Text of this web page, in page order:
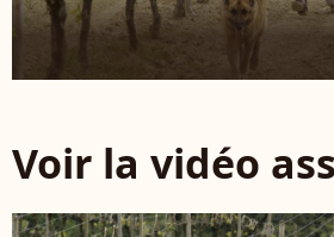
Voir la vidéo